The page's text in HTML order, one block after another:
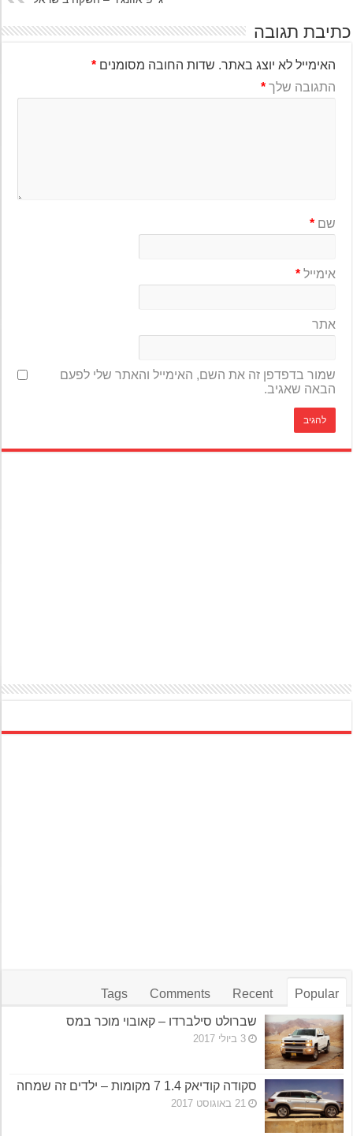
תגובה
האימייל לא יוצג באתר. שדות החובה מסומנים*
התגובה שלך*
שם*
אימייל*
אתר
שמור בדפדפן זה את השם, האימייל והאתר שלי לפעם
הבאה שאגיב.
Popular
Recent
Comments
Tags
שברולט סילברדו – קאובוי מוכר במס
3 ביולי 2017
סקודה קודיאק 1.4 7 מקומות – ילדים זה שמחה
21 באוגוסט 2017